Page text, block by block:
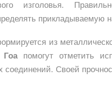
изголовья.
прикладываемую
из
Гоапомогут отметить
соединений. Своей